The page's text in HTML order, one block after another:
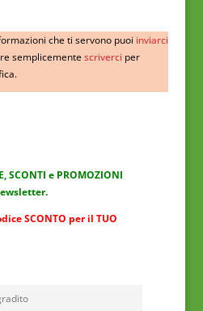
che ti servono puoi inviarci
semplicementescriverci per
SCONTI e PROMOZIONI
SCONTO per il TUO